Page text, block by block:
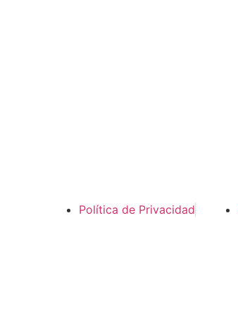
Política de Privacidad